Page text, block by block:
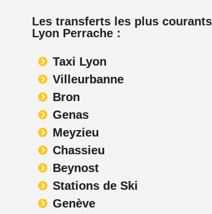
Les transferts les plus
Lyon Perrache :
Taxi Lyon
Villeurbanne
Bron
Genas
Meyzieu
Chassieu
Beynost
Stations de Ski
Genève